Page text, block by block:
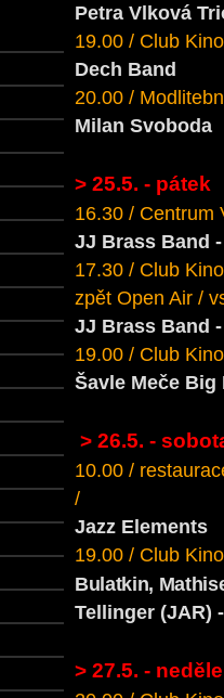
Petra Vlková
19.00 / Club
Dech Band
20.00 /
Milan Svoboda
> 25.5. - pátek
16.30 / Centrum
JJ Brass Band
17.30 / Club
zpět Open Air /
JJ Brass Band
19.00 / Club
Šavle Meče
> 26.5. -
10.00 /
/
Jazz Elements
19.00 / Club
Bulatkin,
Tellinger (JAR)
> 27.5. - neděle